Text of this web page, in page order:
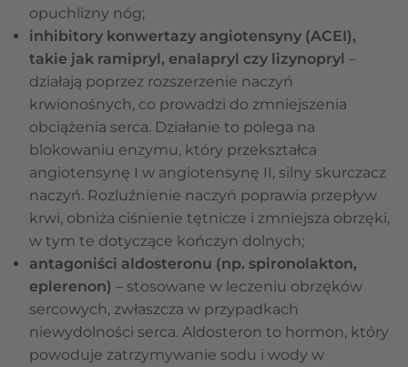
opuchlizny nóg;
inhibitory konwertazy angiotensyny (ACEI),
takie jak ramipryl, enalapryl czy lizynopryl –
działają poprzez rozszerzenie naczyń
krwionośnych, co prowadzi do zmniejszenia
obciążenia serca. Działanie to polega na
blokowaniu enzymu, który przekształca
angiotensynę I w angiotensynę II, silny skurczacz
naczyń. Rozluźnienie naczyń poprawia przepływ
krwi, obniża ciśnienie tętnicze i zmniejsza obrzęki,
w tym te dotyczące kończyn dolnych;
antagoniści aldosteronu (np. spironolakton,
eplerenon) – stosowane w leczeniu obrzęków
sercowych, zwłaszcza w przypadkach
niewydolności serca. Aldosteron to hormon, który
powoduje zatrzymywanie sodu i wody w